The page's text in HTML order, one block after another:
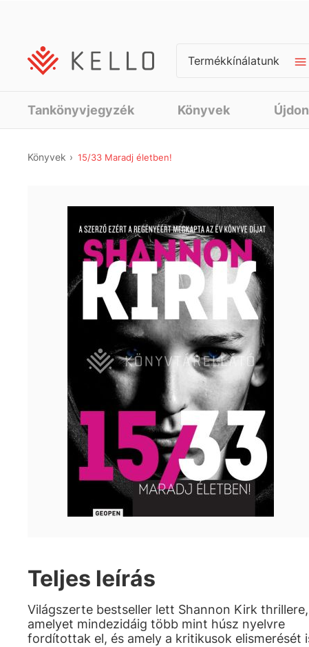
Termékkínálatunk
Tankönyvjegyzék Könyvek
Könyvek 15/33 Maradj életben!
Teljes leírás
Világszerte bestseller lett Shannon Kirk thrillere,
amelyet mindezidáig több mint húsz nyelvre
fordítottak el, és amely a kritikusok elismerését